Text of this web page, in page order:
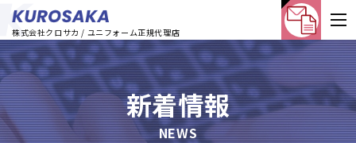
株式会社クロサカ / ユニフォーム正規代理店
新着情報
NEWS